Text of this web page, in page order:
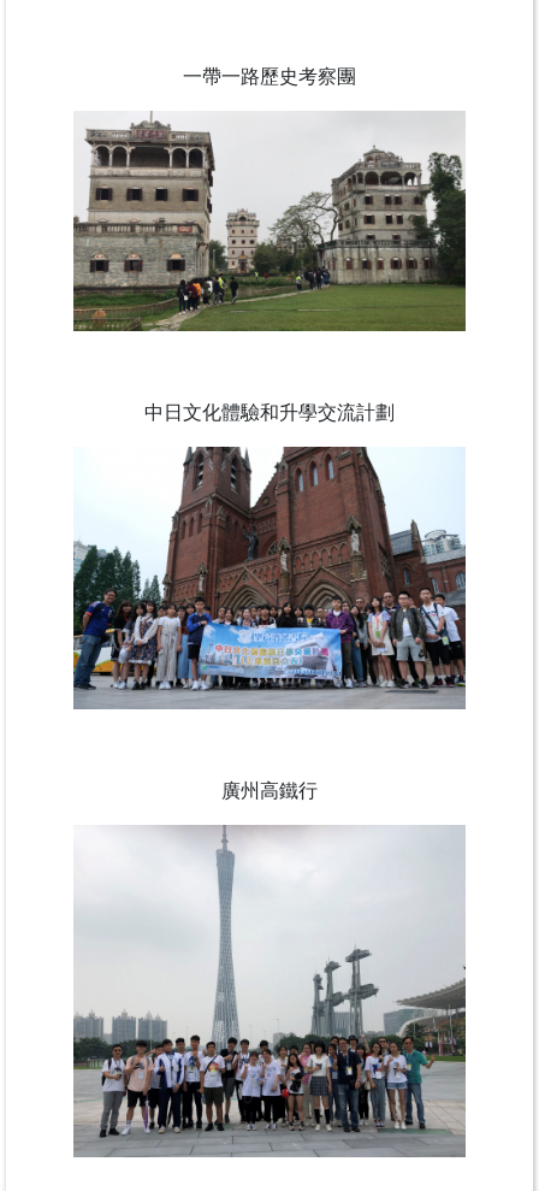
一帶一路歷史考察團
中日文化體驗和升學交流計劃
廣州高鐵行